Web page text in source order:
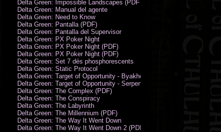
Delta Green: Impossible Landscapes (PDF - Espiral)
Delta Green: Manual del agente
Delta Green: Need to Know
Delta Green: Pantalla (PDF)
Delta Green: Pantalla del Supervisor
Delta Green: PX Poker Night
Delta Green: PX Poker Night (PDF)
Delta Green: PX Poker Night (PDF)
Delta Green: Set 7 dés phosphorescents
Delta Green: Static Protocol
Delta Green: Target of Opportunity - Byakhee
Delta Green: Target of Opportunity - Serpent Man
Delta Green: The Complex (PDF)
Delta Green: The Conspiracy
Delta Green: The Labyrinth
Delta Green: The Millennium (PDF)
Delta Green: The Way It Went Down
Delta Green: The Way It Went Down 2 (PDF)